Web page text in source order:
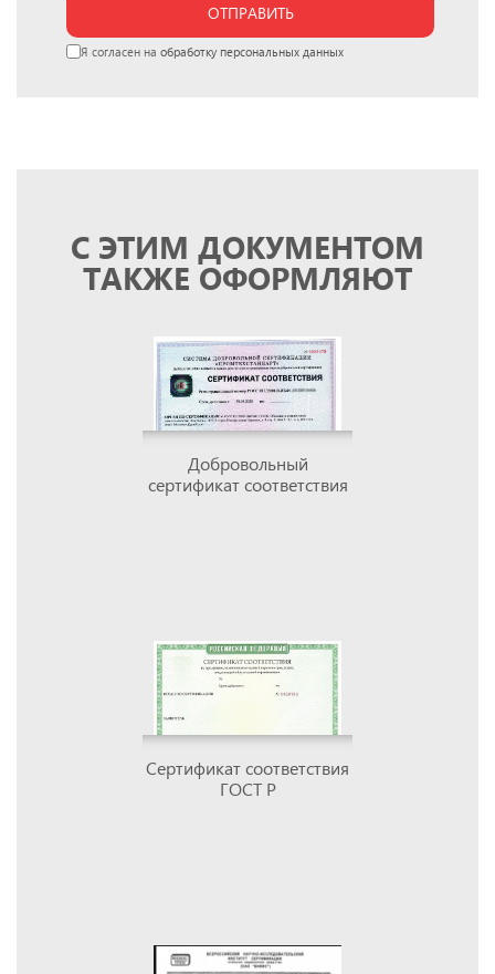
ОТПРАВИТЬ
Я согласен на обработку персональных данных
С ЭТИМ ДОКУМЕНТОМ
ТАКЖЕ ОФОРМЛЯЮТ
Добровольный
сертификат соответствия
Сертификат соответствия
ГОСТ Р